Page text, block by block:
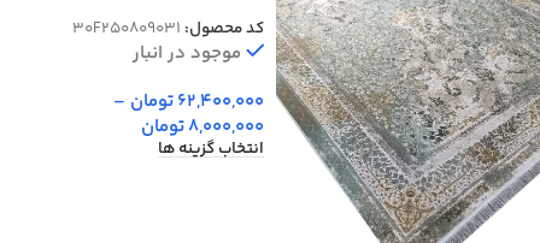
کد محصول: 30F250809031
موجود در انبار
62,400,000تومان –
8,000,000تومان
انتخاب گزینه ها